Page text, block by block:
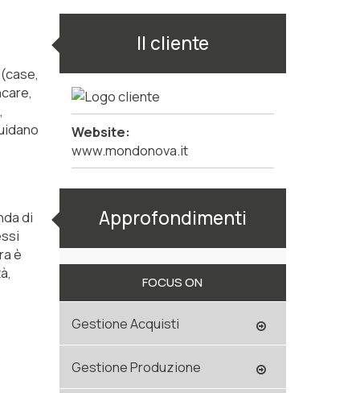
di
è
Il cliente
Website:
www.mondonova.it
Approfondimenti
FOCUS ON
Gestione Acquisti
Gestione Produzione